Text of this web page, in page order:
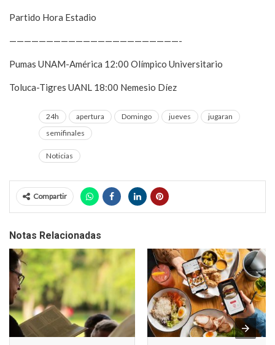
Partido Hora Estadio
———————————————————————-
Pumas UNAM-América 12:00 Olímpico Universitario
Toluca-Tigres UANL 18:00 Nemesio Díez
24h apertura Domingo jueves
jugaran
semifinales
Noticias
Compartir
Notas Relacionadas